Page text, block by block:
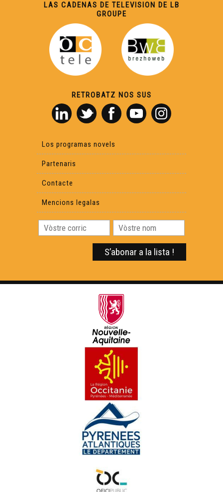
LAS CADENAS DE TELEVISION DE LB
GROUPE
RETROBATZ NOS SUS
Los programas novels
Partenaris
Contacte
Mencions legalas